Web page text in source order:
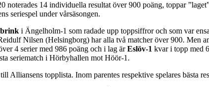
noterades 14 individuella resultat över 900 poäng, toppar
seriespel under vårsäsongen.
i Ängelholm-1 som radade upp toppsiffror och som var
Nilsen (Helsingborg) har alla två matcher över 900. Men
4 serier med 986 poäng och i lag ärEslöv-1 kvar i topp med
seriematch i Hörbyhallen mot Höör-1.
Alliansens topplista. Inom parentes respektive spelares bästa